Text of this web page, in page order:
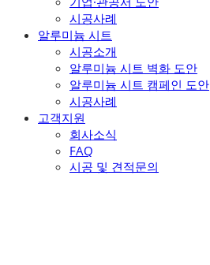
시공사례
알루미늄 시트
시공소개
알루미늄 시트 벽화 도안
알루미늄 시트 캠페인 도안
시공사례
고객지원
회사소식
FAQ
시공 및 견적문의